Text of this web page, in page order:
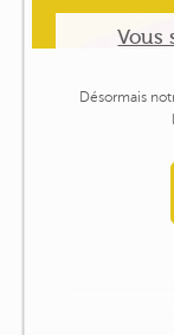
Vous
Désormais